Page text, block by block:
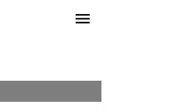
menu